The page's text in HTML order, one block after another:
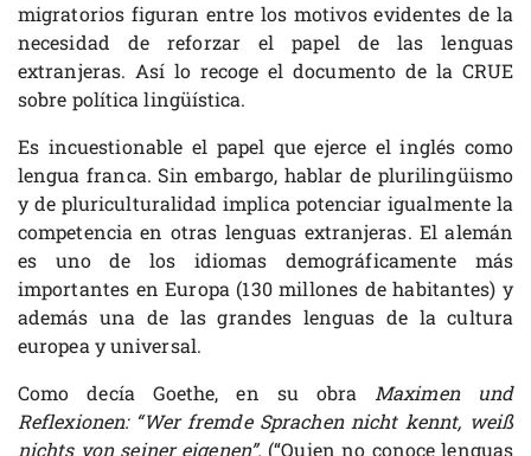
migratorios figuran entre los motivos evidentes de la
necesidad de reforzar el papel de las lenguas
extranjeras. Así lo recoge el documento de la CRUE
sobre política lingüística.
Es incuestionable el papel que ejerce el inglés como
lengua franca. Sin embargo, hablar de plurilingüismo
y de pluriculturalidad implica potenciar igualmente la
competencia en otras lenguas extranjeras. El alemán
es uno de los idiomas demográficamente más
importantes en Europa (130 millones de habitantes) y
además una de las grandes lenguas de la cultura
europea y universal.
Como decía Goethe, en su obraMaximen und
Reflexionen: “Wer fremde Sprachen nicht kennt, weiß
nichts von seiner eigenen”. (“Quien no conoce lenguas